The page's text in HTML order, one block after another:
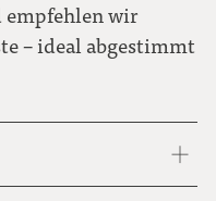
empfehlen wir
– ideal abgestimmt